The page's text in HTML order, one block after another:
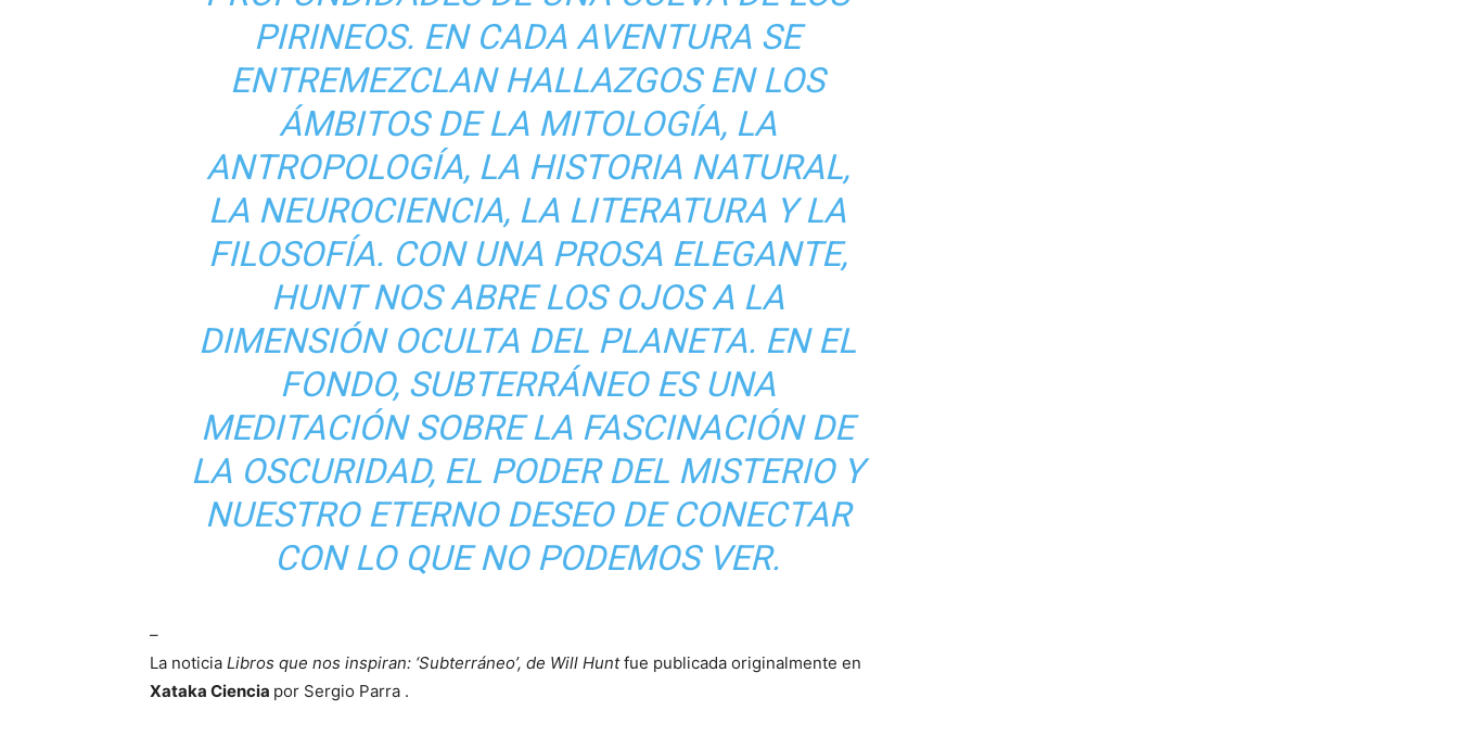
PIRINEOS. EN CADA AVENTURA SE
ENTREMEZCLAN HALLAZGOS EN LOS
ÁMBITOS DE LA MITOLOGÍA, LA
ANTROPOLOGÍA, LA HISTORIA NATURAL,
LA NEUROCIENCIA, LA LITERATURA Y LA
FILOSOFÍA. CON UNA PROSA ELEGANTE,
HUNT NOS ABRE LOS OJOS A LA
DIMENSIÓN OCULTA DEL PLANETA. EN EL
FONDO, SUBTERRÁNEO ES UNA
MEDITACIÓN SOBRE LA FASCINACIÓN DE
LA OSCURIDAD, EL PODER DEL MISTERIO Y
NUESTRO ETERNO DESEO DE CONECTAR
CON LO QUE NO PODEMOS VER.
–
La noticia Libros que nos inspiran: ‘Subterráneo’, de Will Huntfue publicada originalmente en
Xataka Ciencia por Sergio Parra .